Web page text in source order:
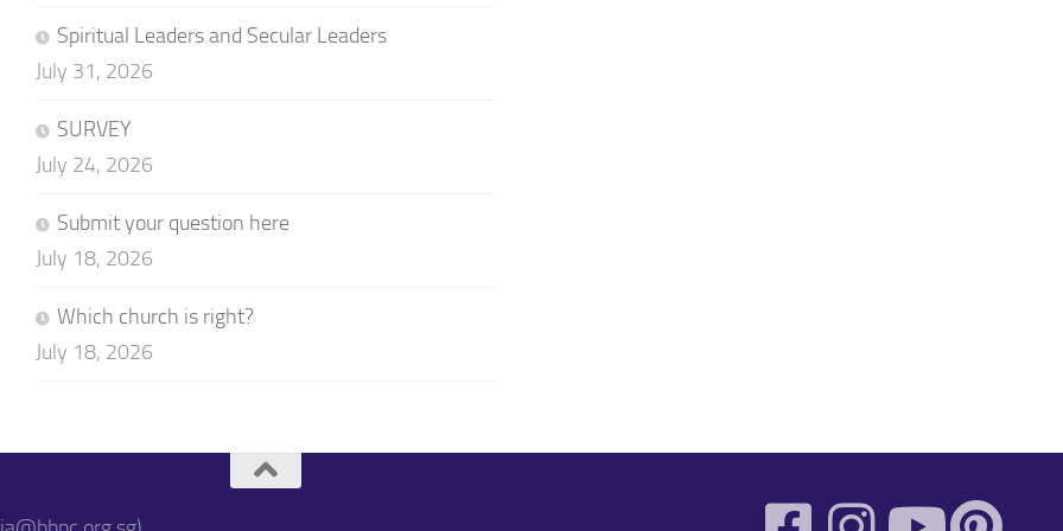
Spiritual Leaders and Secular Leaders
July 31, 2026
SURVEY
July 24, 2026
Submit your question here
July 18, 2026
Which church is right?
July 18, 2026